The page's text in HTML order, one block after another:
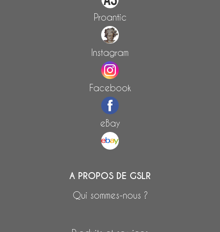
Proantic
Instagram
Facebook
eBay
A PROPOS DE GSLR
Qui sommes-nous ?